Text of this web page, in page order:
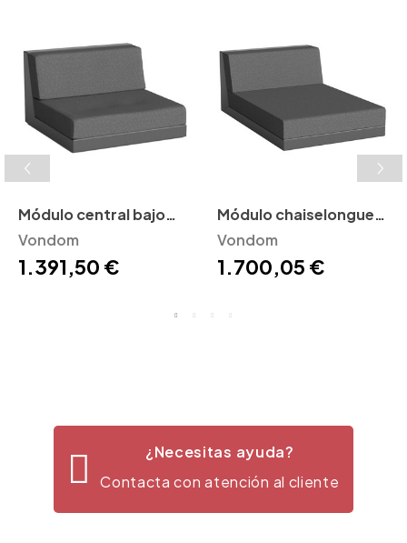
Módulo central bajo
Pixel Vondom
Vondom
1.391,50 €
Módulo chaiselongue
Pixel Vondom
Vondom
1.700,05 €
¿Necesitas ayuda?
Contacta con atención al cliente